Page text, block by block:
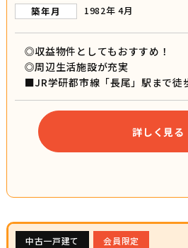
築年月
1982年 4月
◎収益物件としてもおすすめ！
◎周辺生活施設が充実
■JR学研都市線「長尾」駅まで徒
■枚方市立長尾小学校まで徒歩約
■枚方市立長尾中学校まで徒歩約
詳しく見る
中古一戸建て 会員限定